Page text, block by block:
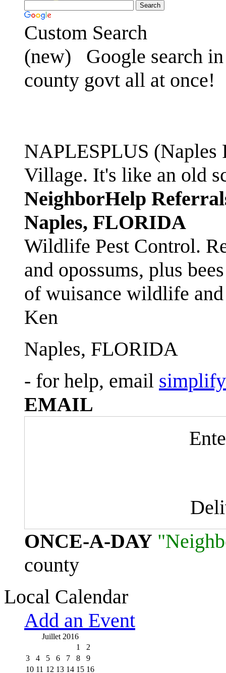
Custom Search
(new)
Google search
county govt all at once!
NAPLESPLUS
Village. It's like an old
NeighborHelp
Naples, FLORIDA
Wildlife Pest Control.
and opossums, plus
of wuisance wildlife
Ken
Naples, FLORIDA
- for help, email
EMAIL
ONCE-A-DAY
county
Local Calendar
Add an Event
Juillet 2016
1
2
3
4 5 6 7 8
9
10 11 12 13 14 15 16